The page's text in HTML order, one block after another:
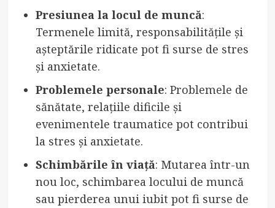
Presiunea la locul de muncă:
Termenele limită, responsabilitățile și
așteptările ridicate pot fi surse de stres
și anxietate.
Problemele personale: Problemele de
sănătate, relațiile dificile și
evenimentele traumatice pot contribui
la stres și anxietate.
Schimbările în viață: Mutarea într-un
nou loc, schimbarea locului de muncă
sau pierderea unui iubit pot fi surse de